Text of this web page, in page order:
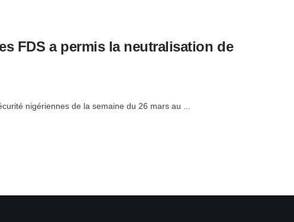
FDS a permis la neutralisation de
nigériennes de la semaine du 26 mars au ...